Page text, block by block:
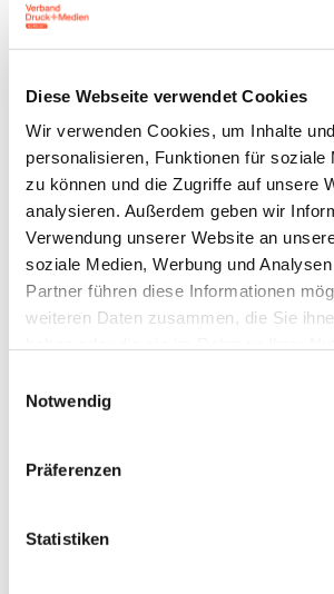
Diese Webseite verwendet Cookies
Wir verwenden Cookies, um Inhalte
personalisieren, Funktionen für soziale
zu können und die Zugriffe auf unsere
analysieren. Außerdem geben wir
Verwendung unserer Website an
soziale Medien, Werbung und
Partner führen diese Informationen
weiteren Daten zusammen, die Sie
Notwendig
Präferenzen
Statistiken
Passwort vergessen?
Ansprechpartner